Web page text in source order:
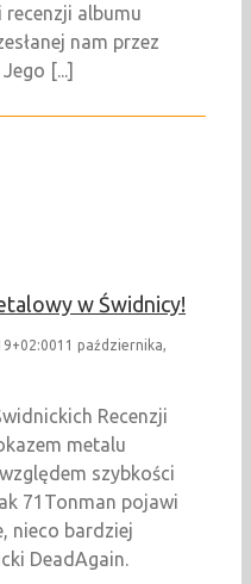
albumu
nam przez
[...]
w Świdnicy!
11 października,
Recenzji
metalu
szybkości
71Tonman pojawi
nieco bardziej
DeadAgain.